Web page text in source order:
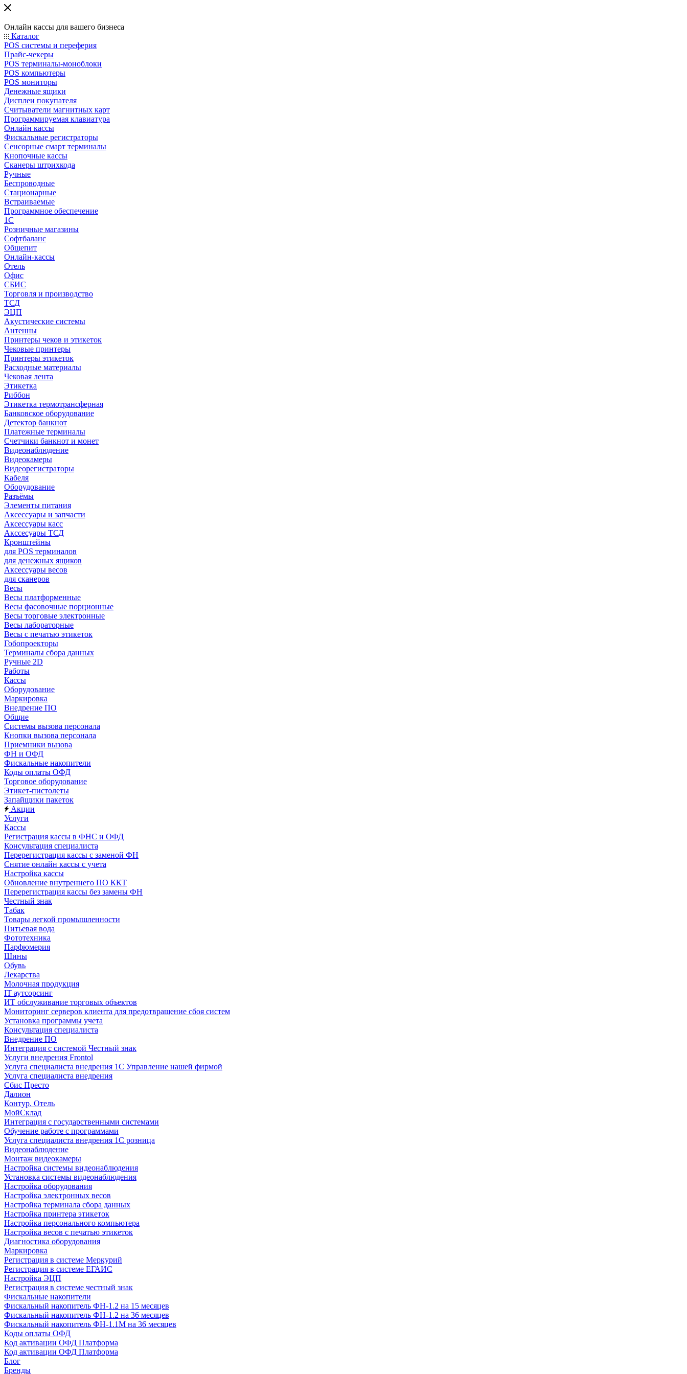
Онлайн кассы для вашего бизнеса
Каталог
POS системы и переферия
Прайс-чекеры
POS терминалы-моноблоки
POS компьютеры
POS мониторы
Денежные ящики
Дисплеи покупателя
Считыватели магнитных карт
Программируемая клавиатура
Онлайн кассы
Фискальные регистраторы
Сенсорные смарт терминалы
Кнопочные кассы
Сканеры штрихкода
Ручные
Беспроводные
Стационарные
Встраиваемые
Программное обеспечение
1С
Розничные магазины
Софтбаланс
Общепит
Онлайн-кассы
Отель
Офис
СБИС
Торговля и производство
ТСД
ЭЦП
Акустические системы
Антенны
Принтеры чеков и этикеток
Чековые принтеры
Принтеры этикеток
Расходные материалы
Чековая лента
Этикетка
Риббон
Этикетка термотрансферная
Банковское оборудование
Детектор банкнот
Платежные терминалы
Счетчики банкнот и монет
Видеонаблюдение
Видеокамеры
Видеорегистраторы
Кабеля
Оборудование
Разъёмы
Элементы питания
Аксессуары и запчасти
Аксессуары касс
Акссесуары ТСД
Кронштейны
для POS терминалов
для денежных ящиков
Аксессуары весов
для сканеров
Весы
Весы платформенные
Весы фасовочные порционные
Весы торговые электронные
Весы лабораторные
Весы с печатью этикеток
Гобопроекторы
Терминалы сбора данных
Ручные 2D
Работы
Кассы
Оборудование
Маркировка
Внедрение ПО
Общие
Системы вызова персонала
Кнопки вызова персонала
Приемники вызова
ФН и ОФД
Фискальные накопители
Коды оплаты ОФД
Торговое оборудование
Этикет-пистолеты
Запайщики пакеток
Акции
Услуги
Кассы
Регистрация кассы в ФНС и ОФД
Консультация специалиста
Перерегистрация кассы с заменой ФН
Снятие онлайн кассы с учета
Настройка кассы
Обновление внутреннего ПО ККТ
Перерегистрация кассы без замены ФН
Честный знак
Табак
Товары легкой промышленности
Питьевая вода
Фототехника
Парфюмерия
Шины
Обувь
Лекарства
Молочная продукция
IT аутсорсинг
ИТ обслуживание торговых объектов
Мониторинг серверов клиента для предотвращение сбоя систем
Установка программы учета
Консультация специалиста
Внедрение ПО
Интеграция с системой Честный знак
Услуги внедрения Frontol
Услуга специалиста внедрения 1С Управление нашей фирмой
Услуга специалиста внедрения
Сбис Престо
Далион
Контур. Отель
МойСклад
Интеграция с государственными системами
Обучение работе с программами
Услуга специалиста внедрения 1С розница
Видеонаблюдение
Монтаж видеокамеры
Настройка системы видеонаблюдения
Установка системы видеонаблюдения
Настройка оборудования
Настройка электронных весов
Настройка терминала сбора данных
Настройка принтера этикеток
Настройка персонального компьютера
Настройка весов с печатью этикеток
Диагностика оборудования
Маркировка
Регистрация в системе Меркурий
Регистрация в системе ЕГАИС
Настройка ЭЦП
Регистрация в системе честный знак
Фискальные накопители
Фискальный накопитель ФН-1.2 на 15 месяцев
Фискальный накопитель ФН-1.2 на 36 месяцев
Фискальный накопитель ФН-1.1М на 36 месяцев
Коды оплаты ОФД
Код активации ОФД Платформа
Код активации ОФД Платформа
Блог
Бренды